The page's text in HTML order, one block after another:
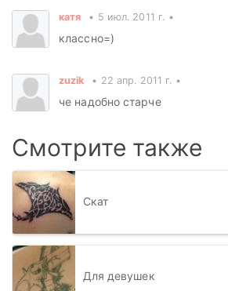
катя 5 июл. 2011 г.
классно=)
zuzik 22 апр. 2011 г.
че надобно старче
Смотрите также
Скат
Для девушек